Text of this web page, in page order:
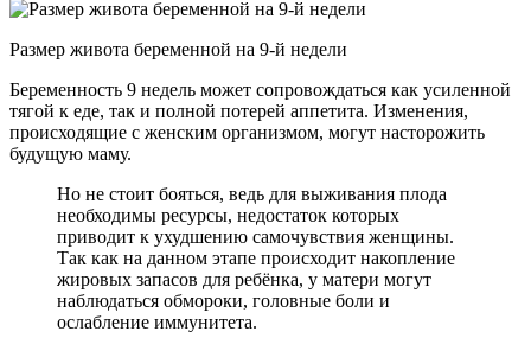
Размер живота беременной на 9-й недели
Беременность 9 недель может сопровождаться как усиленной
тягой к еде, так и полной потерей аппетита. Изменения,
происходящие с женским организмом, могут насторожить
будущую маму.
Но не стоит бояться, ведь для выживания плода
необходимы ресурсы, недостаток которых
приводит к ухудшению самочувствия женщины.
Так как на данном этапе происходит накопление
жировых запасов для ребёнка, у матери могут
наблюдаться обмороки, головные боли и
ослабление иммунитета.